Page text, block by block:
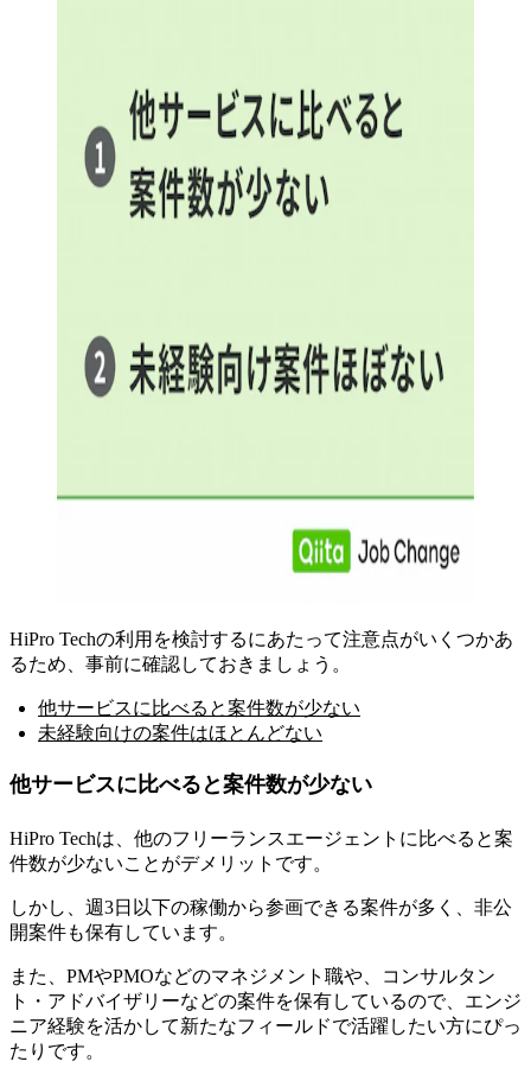
HiPro Techの利用を検討するにあたって注意点がいくつかあ
るため、事前に確認しておきましょう。
他サービスに比べると案件数が少ない
未経験向けの案件はほとんどない
他サービスに比べると案件数が少ない
HiPro Techは、他のフリーランスエージェントに比べると案
件数が少ないことがデメリット です。
しかし、週3日以下の稼働から参画できる案件が多く、非公
開案件も保有しています。
また、PMやPMOなどのマネジメント職や、コンサルタン
ト・アドバイザリーなどの案件を保有しているので、エンジ
ニア経験を活かして新たなフィールドで活躍したい方にぴっ
たりです。